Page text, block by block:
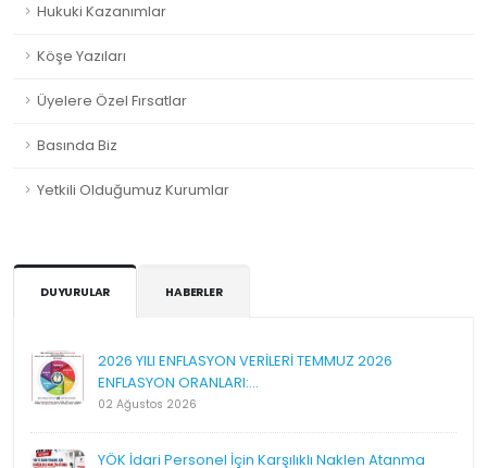
Hukuki Kazanımlar
Köşe Yazıları
Üyelere Özel Fırsatlar
Basında Biz
Yetkili Olduğumuz Kurumlar
DUYURULAR HABERLER
2026 YILI ENFLASYON VERİLERİ TEMMUZ 2026
ENFLASYON ORANLARI:...
02 Ağustos 2026
YÖK İdari Personel İçin Karşılıklı Naklen Atanma